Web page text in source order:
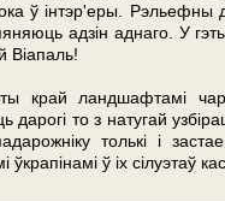
ў інтэр'еры. Рэльефны
адзін аднаго. У
Віапаль!
край ландшафтамі
то з натугай
толькі і
ўкрапінамі ў іх